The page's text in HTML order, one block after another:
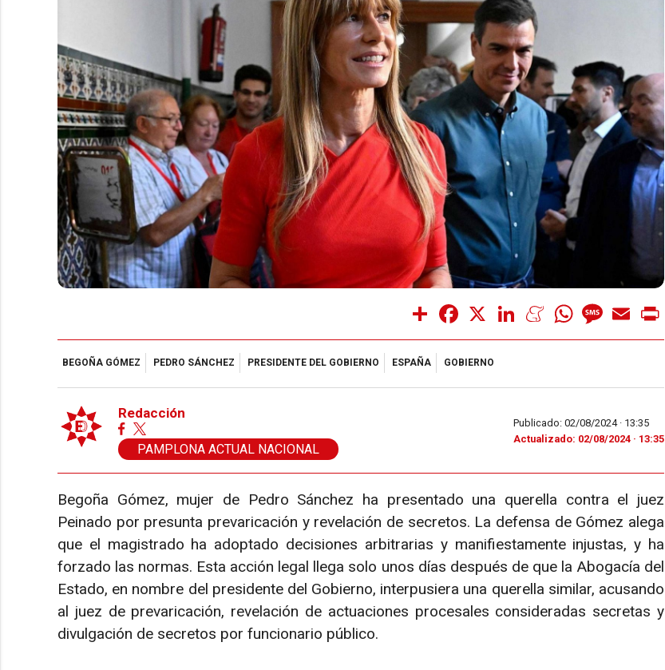
Share Facebook LinkedInMeneameWhatsAppMessage
Email
BEGOÑA GÓMEZ PEDRO SÁNCHEZ PRESIDENTE DEL GOBIERNO ESPAÑA GOBIERNO
Redacción
PAMPLONA ACTUAL NACIONAL
Publicado: 02/08/2024 · 13:35
Actualizado: 02/08/2024 · 13:35
Begoña Gómez, mujer de Pedro Sánchez ha presentado una querella contra el juez
Peinado por presunta prevaricación y revelación de secretos. La defensa de Gómez alega
que el magistrado ha adoptado decisiones arbitrarias y manifiestamente injustas, y ha
forzado las normas. Esta acción legal llega solo unos días después de que la Abogacía del
Estado, en nombre del presidente del Gobierno, interpusiera una querella similar, acusando
al juez de prevaricación, revelación de actuaciones procesales consideradas secretas y
divulgación de secretos por funcionario público.